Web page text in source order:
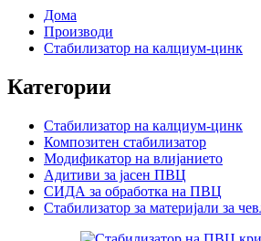
Дома
Производи
Стабилизатор на калциум-цинк
Категории
Стабилизатор на калциум-цинк
Композитен стабилизатор
Модификатор на влијанието
Адитиви за јасен ПВЦ
СИДА за обработка на ПВЦ
Стабилизатор за материјали за